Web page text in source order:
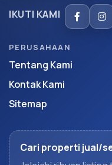
IKUTI KAMI
PERUSAHAAN
Tentang Kami
Kontak Kami
Sitemap
Cari properti jual/